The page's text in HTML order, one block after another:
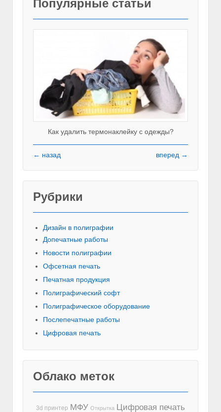
Популярные статьи
Как удалить термонаклейку с одежды?
← назад вперед →
Рубрики
Дизайн в полиграфии
Допечатные работы
Новости полиграфии
Офсетная печать
Печатная продукция
Полиграфический софт
Полиграфическое оборудование
Послепечатные работы
Цифровая печать
Облако меток
3d принтер МФУ Открытка Цифровая печать